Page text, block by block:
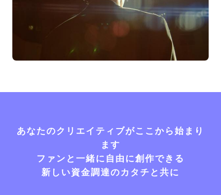
あなたのクリエイティブがここから始まり
ます
ファンと一緒に自由に創作できる
新しい資金調達のカタチと共に